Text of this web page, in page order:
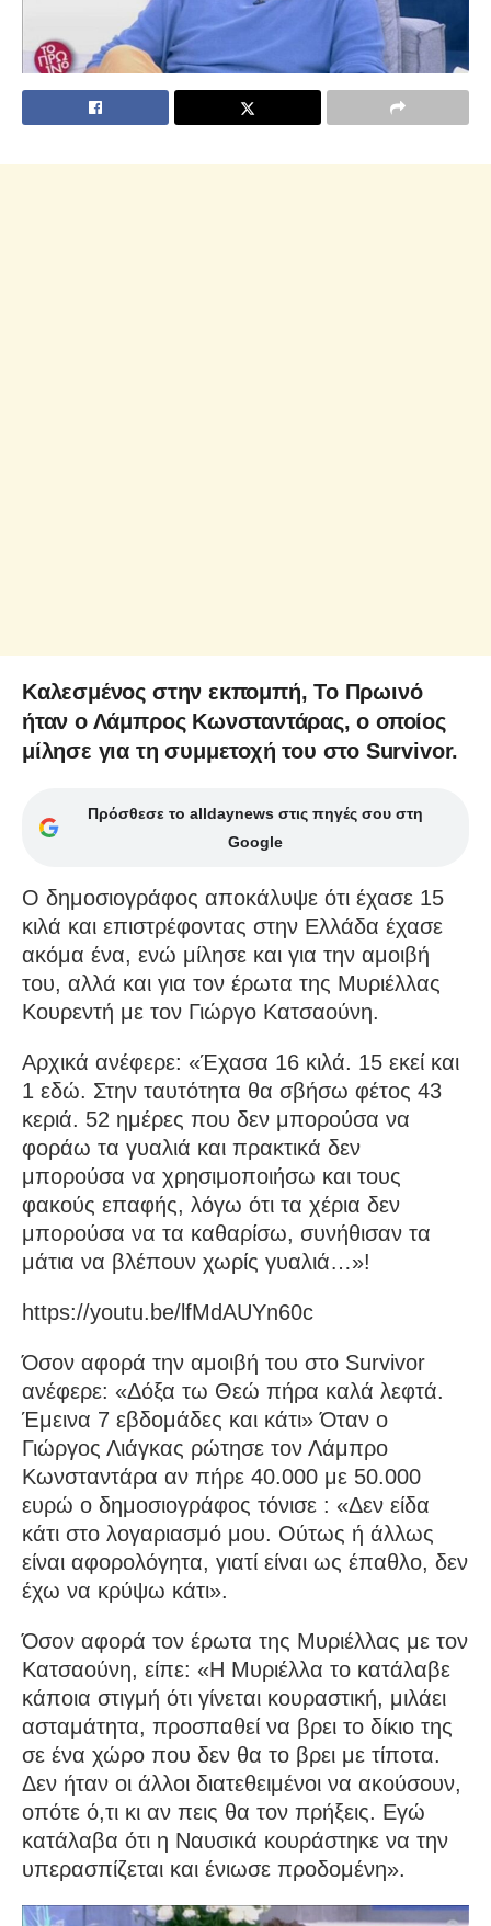
Καλεσμένος στην εκπομπή, Το Πρωινό
ήταν ο Λάμπρος Κωνσταντάρας, ο οποίος
μίλησε για τη συμμετοχή του στο Survivor.
Πρόσθεσε το alldaynews στις πηγές σου στη
Google
Ο δημοσιογράφος αποκάλυψε ότι έχασε 15
κιλά και επιστρέφοντας στην Ελλάδα έχασε
ακόμα ένα, ενώ μίλησε και για την αμοιβή
του, αλλά και για τον έρωτα της Μυριέλλας
Κουρεντή με τον Γιώργο Κατσαούνη.
Αρχικά ανέφερε: «Έχασα 16 κιλά. 15 εκεί και
1 εδώ. Στην ταυτότητα θα σβήσω φέτος 43
κεριά. 52 ημέρες που δεν μπορούσα να
φοράω τα γυαλιά και πρακτικά δεν
μπορούσα να χρησιμοποιήσω και τους
φακούς επαφής, λόγω ότι τα χέρια δεν
μπορούσα να τα καθαρίσω, συνήθισαν τα
μάτια να βλέπουν χωρίς γυαλιά…»!
https://youtu.be/lfMdAUYn60c
Όσον αφορά την αμοιβή του στο Survivor
ανέφερε: «Δόξα τω Θεώ πήρα καλά λεφτά.
Έμεινα 7 εβδομάδες και κάτι» Όταν ο
Γιώργος Λιάγκας ρώτησε τον Λάμπρο
Κωνσταντάρα αν πήρε 40.000 με 50.000
ευρώ ο δημοσιογράφος τόνισε : «Δεν είδα
κάτι στο λογαριασμό μου. Ούτως ή άλλως
είναι αφορολόγητα, γιατί είναι ως έπαθλο, δεν
έχω να κρύψω κάτι».
Όσον αφορά τον έρωτα της Μυριέλλας με τον
Κατσαούνη, είπε: «Η Μυριέλλα το κατάλαβε
κάποια στιγμή ότι γίνεται κουραστική, μιλάει
ασταμάτητα, προσπαθεί να βρει το δίκιο της
σε ένα χώρο που δεν θα το βρει με τίποτα.
Δεν ήταν οι άλλοι διατεθειμένοι να ακούσουν,
οπότε ό,τι κι αν πεις θα τον πρήξεις. Εγώ
κατάλαβα ότι η Ναυσικά κουράστηκε να την
υπερασπίζεται και ένιωσε προδομένη».